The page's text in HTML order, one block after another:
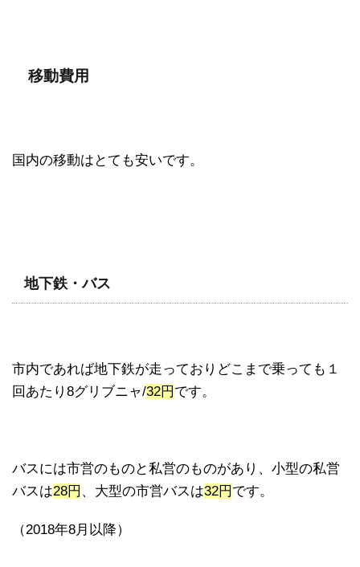
移動費用
国内の移動はとても安いです。
地下鉄・バス
市内であれば地下鉄が走っておりどこまで乗っても１
回あたり8グリブニャ/32円 です。
バスには市営のものと私営のものがあり、小型の私営
バスは28円 、大型の市営バスは32円 です。
（2018年8月以降）